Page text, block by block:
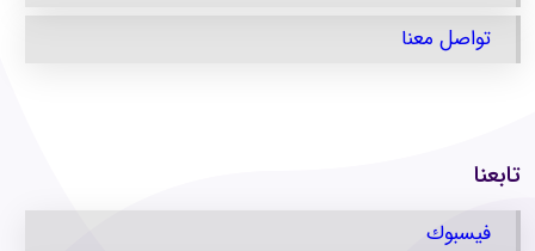
تواصل معنا
تابعنا
فيسبوك